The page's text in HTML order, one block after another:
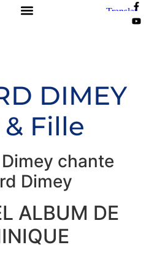
DIMEY
Fille
chante
Dimey
ALBUM DE